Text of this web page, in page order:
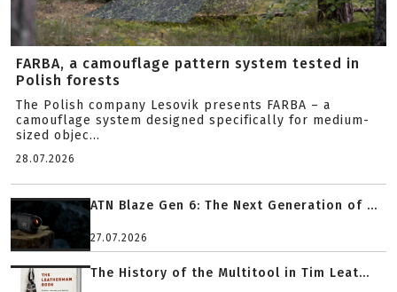
FARBA, a camouflage pattern system tested in
Polish forests
The Polish company Lesovik presents FARBA – a
camouflage system designed specifically for medium-
sized objec...
28.07.2026
ATN Blaze Gen 6: The Next Generation of ...
27.07.2026
The History of the Multitool in Tim Leat...